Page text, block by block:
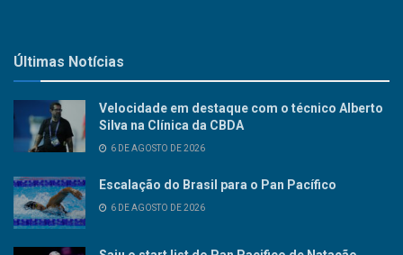
Últimas Notícias
Velocidade em destaque com o técnico Alberto
Silva na Clínica da CBDA
6 DE AGOSTO DE 2026
Escalação do Brasil para o Pan Pacífico
6 DE AGOSTO DE 2026